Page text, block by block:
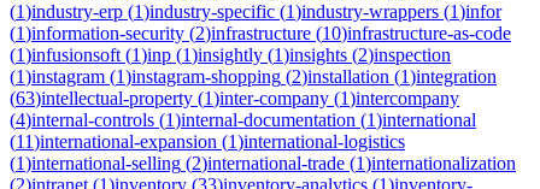
(1)industry-erp (1)industry-specific (1)industry-wrappers (1)infor
(1)information-security (2)infrastructure (10)infrastructure-as-code
(1)infusionsoft (1)inp (1)insightly (1)insights (2)inspection
(1)instagram (1)instagram-shopping (2)installation (1)integration
(63)intellectual-property (1)inter-company (1)intercompany
(4)internal-controls (1)internal-documentation (1)international
(11)international-expansion (1)international-logistics
(1)international-selling (2)international-trade (1)internationalization
(2)intranet (1)inventory (33)inventory-analytics (1)inventory-